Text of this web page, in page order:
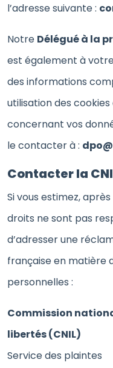
l’adresse suivante :
Notre Délégué à la
est également à
des informations
utilisation des
concernant vos
le contacter à :
Contacter la
Si vous estimez,
droits ne sont pas
d’adresser une
française en matière
personnelles :
Commission
libertés (CNIL)
Service des plaintes